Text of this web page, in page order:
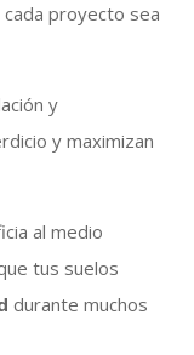
proyecto sea
y
y maximizan
al medio
tus suelos
durante muchos